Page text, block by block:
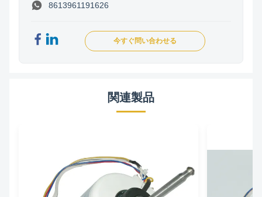
8613961191626
今すぐ問い合わせる
関連製品